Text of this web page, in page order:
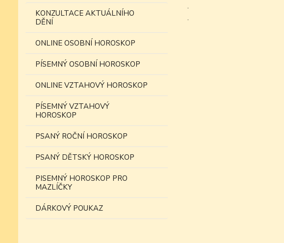
KONZULTACE AKTUÁLNÍHO
DĚNÍ
ONLINE OSOBNÍ HOROSKOP
PÍSEMNÝ OSOBNÍ HOROSKOP
ONLINE VZTAHOVÝ HOROSKOP
PÍSEMNÝ VZTAHOVÝ
HOROSKOP
PSANÝ ROČNÍ HOROSKOP
PSANÝ DĚTSKÝ HOROSKOP
PISEMNÝ HOROSKOP PRO
MAZLÍČKY
DÁRKOVÝ POUKAZ
.
.